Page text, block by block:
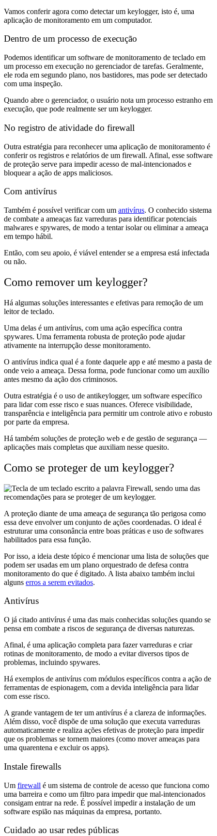
Vamos conferir agora como detectar um keylogger, isto é, uma
aplicação de monitoramento em um computador.
Dentro de um processo de execução
Podemos identificar um software de monitoramento de teclado em
um processo em execução no gerenciador de tarefas. Geralmente,
ele roda em segundo plano, nos bastidores, mas pode ser detectado
com uma inspeção.
Quando abre o gerenciador, o usuário nota um processo estranho em
execução, que pode realmente ser um keylogger.
No registro de atividade do firewall
Outra estratégia para reconhecer uma aplicação de monitoramento é
conferir os registros e relatórios de um firewall. Afinal, esse software
de proteção serve para impedir acesso de mal-intencionados e
bloquear a ação de apps maliciosos.
Com antivírus
Também é possível verificar com um antivírus. O conhecido sistema
de combate a ameaças faz varreduras para identificar potenciais
malwares e spywares, de modo a tentar isolar ou eliminar a ameaça
em tempo hábil.
Então, com seu apoio, é viável entender se a empresa está infectada
ou não.
Como remover um keylogger?
Há algumas soluções interessantes e efetivas para remoção de um
leitor de teclado.
Uma delas é um antivírus, com uma ação específica contra
spywares. Uma ferramenta robusta de proteção pode ajudar
ativamente na interrupção desse monitoramento.
O antivírus indica qual é a fonte daquele app e até mesmo a pasta de
onde veio a ameaça. Dessa forma, pode funcionar como um auxílio
antes mesmo da ação dos criminosos.
Outra estratégia é o uso de antikeylogger, um software específico
para lidar com esse risco e suas nuances. Oferece visibilidade,
transparência e inteligência para permitir um controle ativo e robusto
por parte da empresa.
Há também soluções de proteção web e de gestão de segurança —
aplicações mais completas que auxiliam nesse quesito.
Como se proteger de um keylogger?
A proteção diante de uma ameaça de segurança tão perigosa como
essa deve envolver um conjunto de ações coordenadas. O ideal é
estruturar uma consonância entre boas práticas e uso de softwares
habilitados para essa função.
Por isso, a ideia deste tópico é mencionar uma lista de soluções que
podem ser usadas em um plano orquestrado de defesa contra
monitoramento do que é digitado. A lista abaixo também inclui
alguns erros a serem evitados.
Antivírus
O já citado antivírus é uma das mais conhecidas soluções quando se
pensa em combate a riscos de segurança de diversas naturezas.
Afinal, é uma aplicação completa para fazer varreduras e criar
rotinas de monitoramento, de modo a evitar diversos tipos de
problemas, incluindo spywares.
Há exemplos de antivírus com módulos específicos contra a ação de
ferramentas de espionagem, com a devida inteligência para lidar
com esse risco.
A grande vantagem de ter um antivírus é a clareza de informações.
Além disso, você dispõe de uma solução que executa varreduras
automaticamente e realiza ações efetivas de proteção para impedir
que os problemas se tornem maiores (como mover ameaças para
uma quarentena e excluir os apps).
Instale firewalls
Um firewall é um sistema de controle de acesso que funciona como
uma barreira e como um filtro para impedir que mal-intencionados
consigam entrar na rede. É possível impedir a instalação de um
software espião nas máquinas da empresa, portanto.
Cuidado ao usar redes públicas